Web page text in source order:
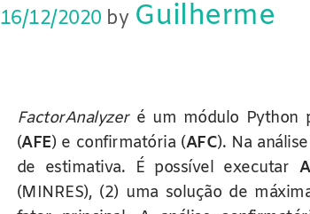
16/12/2020 by Guilherme
FactorAnalyzeré um módulo Python
(AFE) e confirmatória (AFC). Na
de estimativa. É possível executar
(MINRES), (2) uma solução de